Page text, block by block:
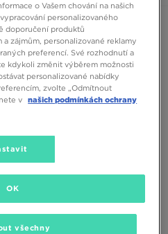
Filtrovat
k zobrazení
vyhledávání nebo
vybrané filtry
o Vašem chování na našich
personalizovaného
doporučení produktů
zájmům, personalizované reklamy
preferencí. Své rozhodnutí a
kdykoli změnit výběrem možnosti
personalizované nabídky
zvolte „Odmítnout
v našich podmínkách ochrany
všechny
OK